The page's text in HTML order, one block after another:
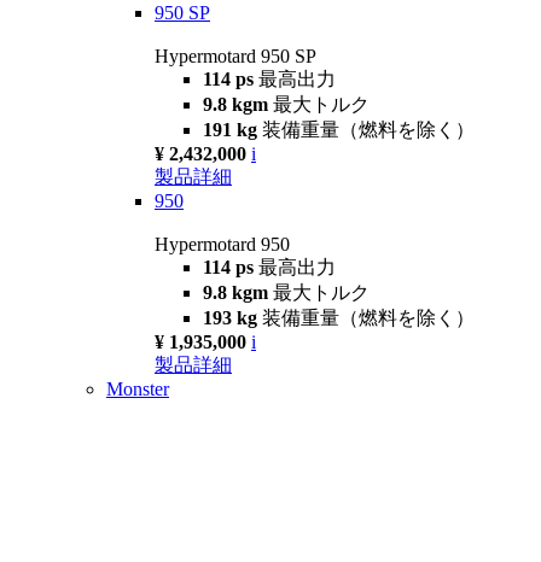
950 SP
Hypermotard 950 SP
114 ps 最高出力
9.8 kgm 最大トルク
191 kg 装備重量（燃料を除く）
¥ 2,432,000 i
製品詳細
950
Hypermotard 950
114 ps 最高出力
9.8 kgm 最大トルク
193 kg 装備重量（燃料を除く）
¥ 1,935,000 i
製品詳細
Monster